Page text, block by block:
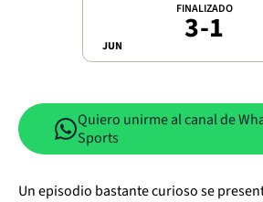
JUN
FINALIZADO
3-1
Quiero unirme al canal de
Sports
Un episodio bastante curioso se